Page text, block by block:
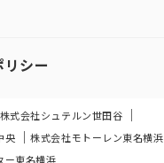
シー
株式会社シュテルン世田谷
央
株式会社モトーレン東名横浜
ー東名横浜